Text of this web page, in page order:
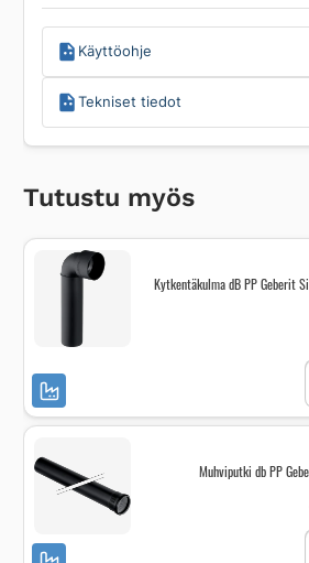
Käyttöohje
Tekniset tiedot
Tutustu myös
Kytkentäkulma dB PP Geberit
Muhviputki db PP